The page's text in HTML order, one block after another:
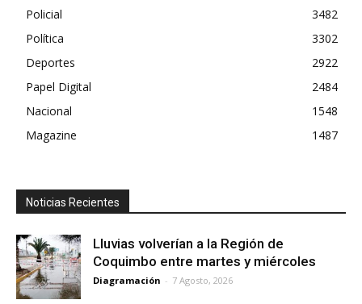
Policial
3482
Política
3302
Deportes
2922
Papel Digital
2484
Nacional
1548
Magazine
1487
Noticias Recientes
Lluvias volverían a la Región de
Coquimbo entre martes y miércoles
Diagramación - 7 Agosto, 2026